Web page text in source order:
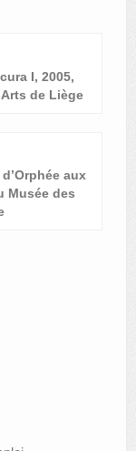
I, 2005,
de Liège
aux
Musée des